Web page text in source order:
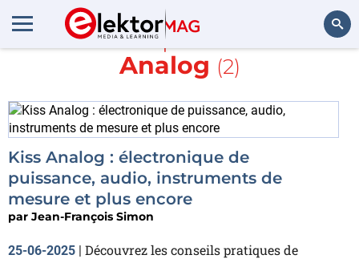
En savoir plus sur
Analog (2)
Kiss Analog : électronique de
puissance, audio, instruments de
mesure et plus encore
par Jean-François Simon
25-06-2025 | Découvrez les conseils pratiques de